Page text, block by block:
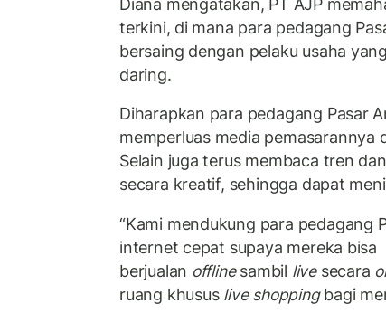
terkini, di mana para pedagang
bersaing dengan pelaku usaha
daring.
Diharapkan para pedagang Pasar
memperluas media pemasarannya
Selain juga terus membaca tren
secara kreatif, sehingga dapat
“Kami mendukung para pedagang
internet cepat supaya mereka bisa
berjualan offlinesambil livesecara
ruang khusus live shoppingbagi